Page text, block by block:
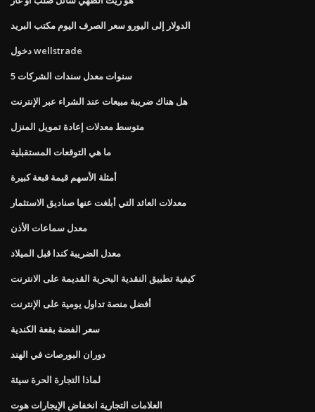
الدولار إلى اليورو سعر الصرف اليوم مكتب البريد
دخول wellstrade
5 سنوات معدل سندات الشركات
هل هناك ضريبة مبيعات عند الشراء عبر الإنترنت
متوسط ​​معدلات إعادة تمويل المنزل
ما هي التوقعات المستقبلية
أمثلة الأسهم قيمة قبعة كبيرة
معدلات العائد التي أبلغت عنها صناديق الاستثمار
معدل سماعات الأذن
معدل الضريبة كندا قبل الميلاد
كيفية تطبيق النقدية البحرية القديمة على الانترنت
أفضل منصة تداول يومية على الإنترنت
سعر الفضة بقعة الكندية
دوران البورصات في الهند
لماذا التجارة الحرة سيئة
العلامات التجارية انخفاض الإيجارات هوت